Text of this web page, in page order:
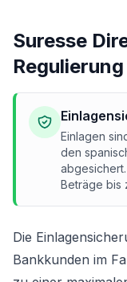
Suresse
Einlagen
den
Beträge bis
Die
Bankkunden im